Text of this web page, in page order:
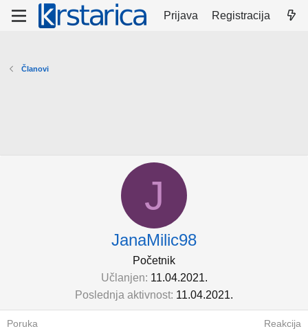
Prijava Registracija
Članovi
J
JanaMilic98
Početnik
Učlanjen 11.04.2021.
Poslednja aktivnost 11.04.2021.
Poruka Reakcija